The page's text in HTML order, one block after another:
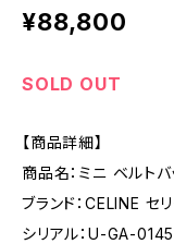
¥88,800
SOLD OUT
【商品詳細】
商品名：ミニ ベルト
ブランド：CELINE セ
シリアル：U-GA-0145